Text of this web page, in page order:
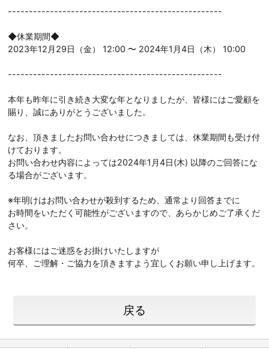
---------------------------------------------------
◆休業期間◆
2023年12月29日（金） 12:00 〜 2024年1月4日（木） 10:00
---------------------------------------------------
本年も昨年に引き続き大変な年となりましたが、皆様にはご愛顧を
賜り、誠にありがとうございました。
なお、頂きましたお問い合わせにつきましては、休業期間も受け付
けております。
お問い合わせ内容によっては2024年1月4日(木) 以降のご回答にな
る場合がございます。
※年明けはお問い合わせが殺到するため、通常より回答までに
お時間をいただく可能性がございますので、あらかじめご了承くだ
さい。
お客様にはご迷惑をお掛けいたしますが
何卒、ご理解・ご協力を頂きますよう宜しくお願い申し上げます。
戻る